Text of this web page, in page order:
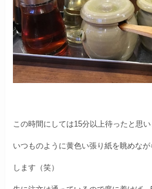
この時間にしては15分以上待ったと思い
いつものように黄色い張り紙を眺めな
します（笑）